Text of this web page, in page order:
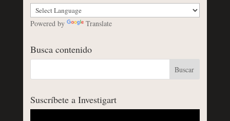
Powered by Translate
Busca contenido
Suscríbete a Investigart